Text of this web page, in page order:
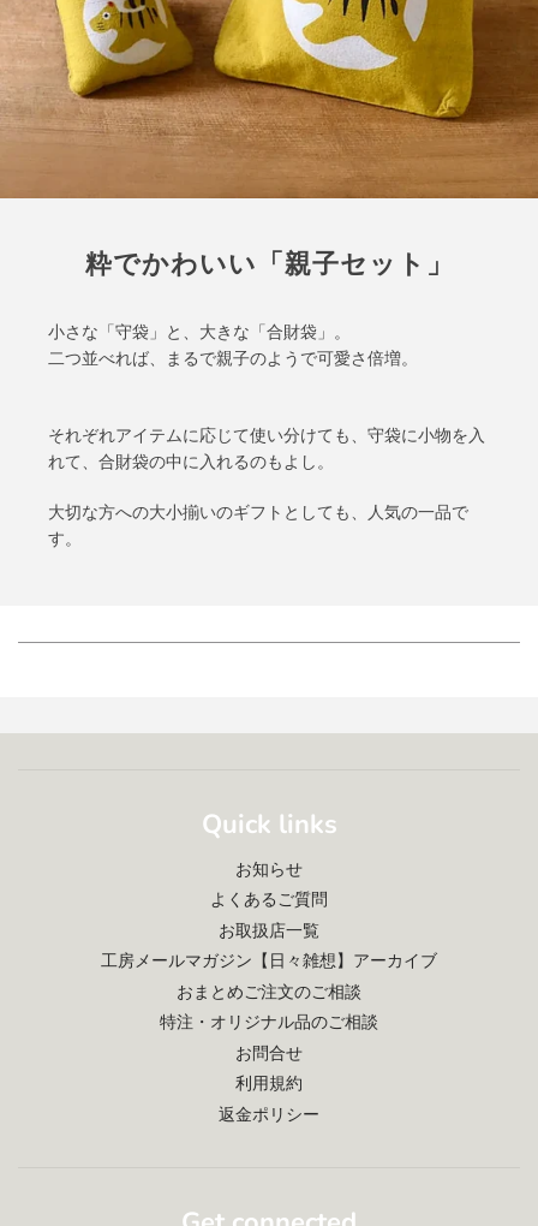
粋でかわいい「親子セット」
小さな「守袋」と、大きな「合財袋」。
二つ並べれば、まるで親子のようで可愛さ倍増。
それぞれアイテムに応じて使い分けても、守袋に小物を入
れて、合財袋の中に入れるのもよし。
大切な方への大小揃いのギフトとしても、人気の一品で
す。
Quick links
お知らせ
よくあるご質問
お取扱店一覧
工房メールマガジン【日々雑想】アーカイブ
おまとめご注文のご相談
特注・オリジナル品のご相談
お問合せ
利用規約
返金ポリシー